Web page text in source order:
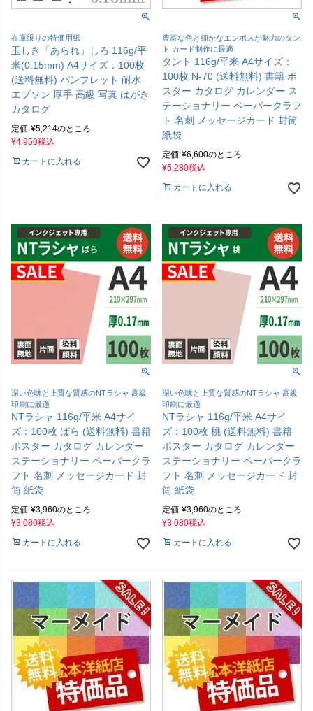
在庫限りの特価用紙
玉しき「あられ」しろ 116g/平
米(0.15mm) A4サイズ：100枚
(送料無料) パンフレット 耐水
エプソン 厚手 高級 写真 はがき
カタログ
定価 ¥5,214のところ
¥4,950税込
カートに入れる
豊富な色と細かなエンボスが魅力のタン
ト カード制作に最適
タント 116g/平米 A4サイズ：
100枚 N-70 (送料無料) 書籍 ポ
スター カタログ カレンダー ス
テーショナリー ペーパークラフ
ト 名刺 メッセージカード 封筒
紙袋
定価 ¥6,600のところ
¥5,280税込
カートに入れる
深い色味と上質な質感のNTラシャ 高級
印刷に最適
NTラシャ 116g/平米 A4サイ
ズ：100枚 ばら (送料無料) 書籍
ポスター カタログ カレンダー
ステーショナリー ペーパークラ
フト 名刺 メッセージカード 封
筒 紙袋
定価 ¥3,960のところ
¥3,080税込
カートに入れる
深い色味と上質な質感のNTラシャ 高級
印刷に最適
NTラシャ 116g/平米 A4サイ
ズ：100枚 桃 (送料無料) 書籍
ポスター カタログ カレンダー
ステーショナリー ペーパークラ
フト 名刺 メッセージカード 封
筒 紙袋
定価 ¥3,960のところ
¥3,080税込
カートに入れる